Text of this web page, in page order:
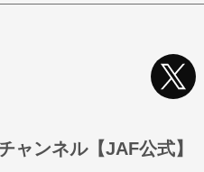
ャンネル【JAF公式】